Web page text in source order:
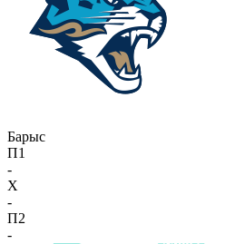
Барыс
П1
-
X
-
П2
-